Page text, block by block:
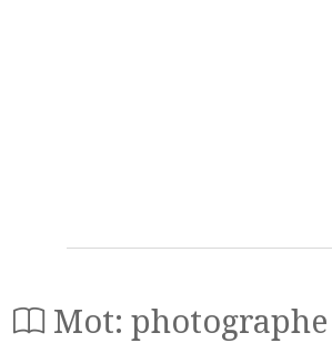
Mot: photographe